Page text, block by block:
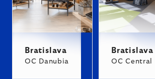
Bratislava
OC Danubia
Bratislava
OC Central